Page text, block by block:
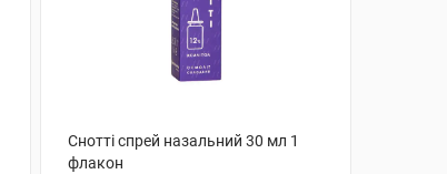
Снотті спрей назальний 30 мл 1
флакон